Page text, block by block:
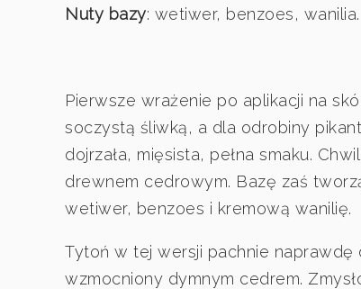
Nuty bazy: wetiwer, benzoes, wanilia.
Pierwsze wrażenie po aplikacji na
soczystą śliwką, a dla odrobiny
dojrzała, mięsista, pełna smaku.
drewnem cedrowym. Bazę zaś
wetiwer, benzoes i kremową wanilię.
Tytoń w tej wersji pachnie naprawdę
wzmocniony dymnym cedrem.